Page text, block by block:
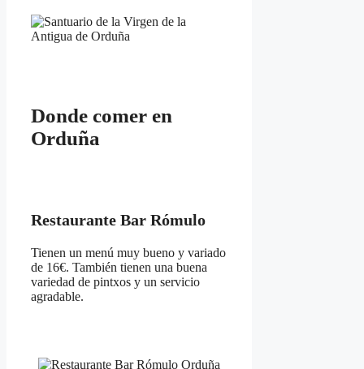
Donde comer en
Orduña
Restaurante Bar Rómulo
Tienen un menú muy bueno y variado
de 16€. También tienen una buena
variedad de pintxos y un servicio
agradable.